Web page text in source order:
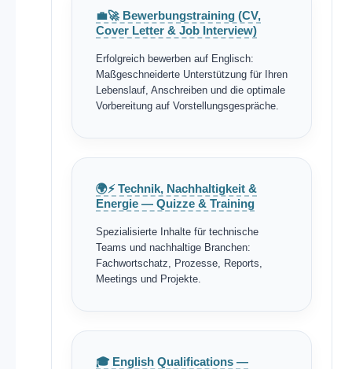
💼🚀 Bewerbungstraining (CV,
Cover Letter & Job Interview)
Erfolgreich bewerben auf Englisch:
Maßgeschneiderte Unterstützung für Ihren
Lebenslauf, Anschreiben und die optimale
Vorbereitung auf Vorstellungsgespräche.
🌍⚡ Technik, Nachhaltigkeit &
Energie — Quizze & Training
Spezialisierte Inhalte für technische
Teams und nachhaltige Branchen:
Fachwortschatz, Prozesse, Reports,
Meetings und Projekte.
🎓 English Qualifications —